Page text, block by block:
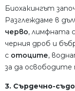
Биохакингът
Разглеждаме в
черво, лимфната
черния дроб и
с отоците,
за да
3. Сърдечно-